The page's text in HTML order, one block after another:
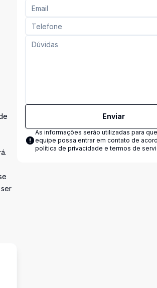
Enviar
As informações serão utilizadas para
equipe possa entrar em contato de
política de privacidade e termos de